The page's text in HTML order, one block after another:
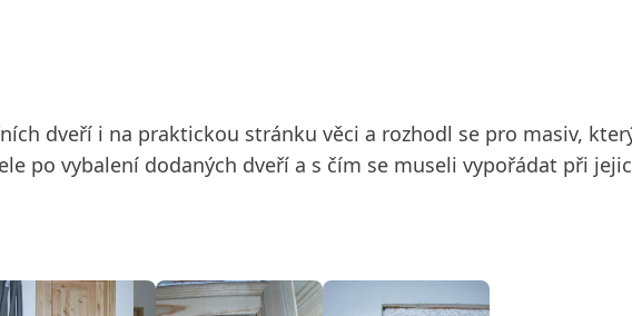
dveří i na praktickou stránku věci a rozhodl se pro masiv,
po vybalení dodaných dveří a s čím se museli vypořádat při